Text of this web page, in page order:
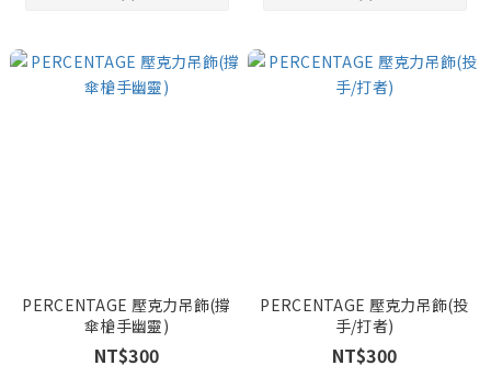
PERCENTAGE 壓克力吊飾(撐
傘槍手幽靈)
NT$300
PERCENTAGE 壓克力吊飾(投
手/打者)
NT$300